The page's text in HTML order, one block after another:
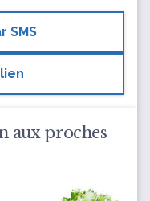
SMS
aux proches